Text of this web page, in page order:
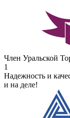
Член Уральской
1
Надежность и
и на деле!